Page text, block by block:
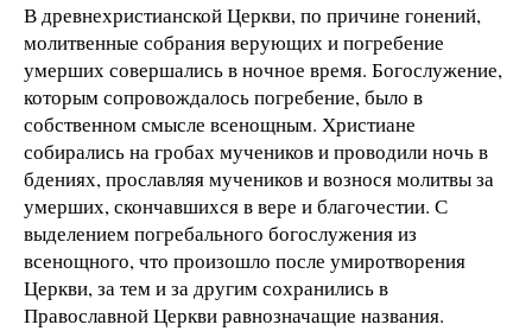
В древнехристианской Церкви, по причине гонений,
молитвенные собрания верующих и погребение
умерших совершались в ночное время. Богослужение,
которым сопровождалось погребение, было в
собственном смысле всенощным. Христиане
собирались на гробах мучеников и проводили ночь в
бдениях, прославляя мучеников и вознося молитвы за
умерших, скончавшихся в вере и благочестии. С
выделением погребального богослужения из
всенощного, что произошло после умиротворения
Церкви, за тем и за другим сохранились в
Православной Церкви равнозначащие названия.